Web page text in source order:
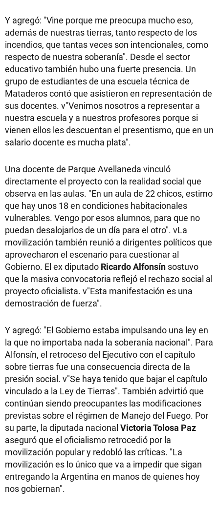
Y agregó: "Vine porque me preocupa mucho eso,
además de nuestras tierras, tanto respecto de los
incendios, que tantas veces son intencionales, como
respecto de nuestra soberanía". Desde el sector
educativo también hubo una fuerte presencia. Un
grupo de estudiantes de una escuela técnica de
Mataderos contó que asistieron en representación de
sus docentes. v"Venimos nosotros a representar a
nuestra escuela y a nuestros profesores porque si
vienen ellos les descuentan el presentismo, que en un
salario docente es mucha plata".
Una docente de Parque Avellaneda vinculó
directamente el proyecto con la realidad social que
observa en las aulas. "En un aula de 22 chicos, estimo
que hay unos 18 en condiciones habitacionales
vulnerables. Vengo por esos alumnos, para que no
puedan desalojarlos de un día para el otro". vLa
movilización también reunió a dirigentes políticos que
aprovecharon el escenario para cuestionar al
Gobierno. El ex diputado Ricardo Alfonsín sostuvo
que la masiva convocatoria reflejó el rechazo social al
proyecto oficialista. v"Esta manifestación es una
demostración de fuerza".
Y agregó: "El Gobierno estaba impulsando una ley en
la que no importaba nada la soberanía nacional". Para
Alfonsín, el retroceso del Ejecutivo con el capítulo
sobre tierras fue una consecuencia directa de la
presión social. v"Se haya tenido que bajar el capítulo
vinculado a la Ley de Tierras". También advirtió que
continúan siendo preocupantes las modificaciones
previstas sobre el régimen de Manejo del Fuego. Por
su parte, la diputada nacional Victoria Tolosa Paz
aseguró que el oficialismo retrocedió por la
movilización popular y redobló las críticas. "La
movilización es lo único que va a impedir que sigan
entregando la Argentina en manos de quienes hoy
nos gobiernan".